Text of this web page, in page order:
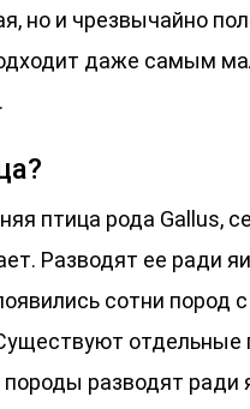
но и чрезвычайно
даже самым
птица рода Gallus,
Разводят ее ради
сотни пород
породы разводят ради